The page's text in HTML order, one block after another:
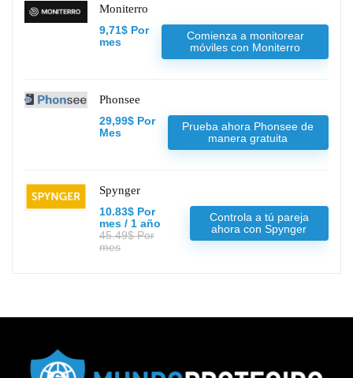
Moniterro
9,71$ Por
mes
Comienza a monitorear
móviles con Moniterro
Phonsee
29,99$ Por
Mes
Prueba ahora Phonsee de
manera gratuita
Spynger
10.83$ Por
mes / 1 año
45.49$ Por
mes
Controla a tú pareja
ahora con Spynger